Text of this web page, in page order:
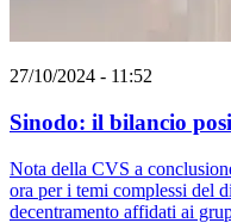
27/10/2024 - 11:52
Sinodo: il bilancio
Nota della CVS a
ora per i temi complessi del
decentramento affidati ai